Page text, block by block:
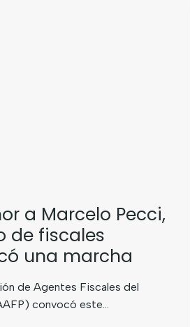
a Marcelo Pecci,
de fiscales
una marcha
de Agentes Fiscales del
convocó este…